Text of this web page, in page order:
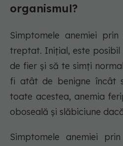
organismul?
Simptomele anemiei
treptat. Inițial, este posibil
de fier și să te simți
fi atât de benigne încât
toate acestea, anemia
oboseală și slăbiciune
Simptomele anemiei